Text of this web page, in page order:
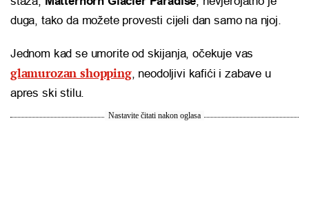
duga, tako da možete provesti cijeli dan samo na njoj.
Jednom kad se umorite od skijanja, očekuje vas
glamurozan shopping, neodoljivi kafići i zabave u
apres ski stilu.
Nastavite čitati nakon oglasa